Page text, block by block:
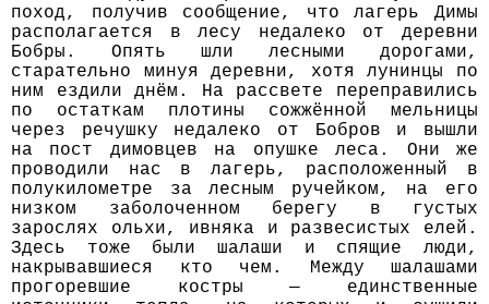
поход, получив сообщение, что лагерь Димы
располагается в лесу недалеко от деревни
Бобры. Опять шли лесными дорогами,
старательно минуя деревни, хотя лунинцы по
ним ездили днём. На рассвете переправились
по остаткам плотины сожжённой мельницы
через речушку недалеко от Бобров и вышли
на пост димовцев на опушке леса. Они же
проводили нас в лагерь, расположенный в
полукилометре за лесным ручейком, на его
низком заболоченном берегу в густых
зарослях ольхи, ивняка и развесистых елей.
Здесь тоже были шалаши и спящие люди,
накрывавшиеся кто чем. Между шалашами
прогоревшие костры — единственные